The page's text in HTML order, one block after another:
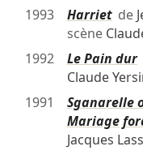
1993
Harrietde
scène
1992
Le Pain dur
Claude
1991
Sganarelle
Mariage
Jacques